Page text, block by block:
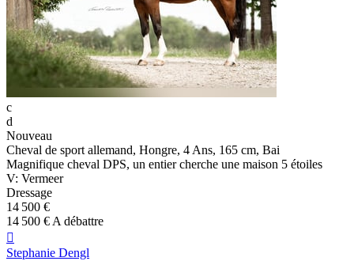
c
d
Nouveau
Cheval de sport allemand, Hongre, 4 Ans, 165 cm, Bai
Magnifique cheval DPS, un entier cherche une maison 5 étoiles
V: Vermeer
Dressage
14 500 €
14 500 € A débattre

Stephanie Dengl